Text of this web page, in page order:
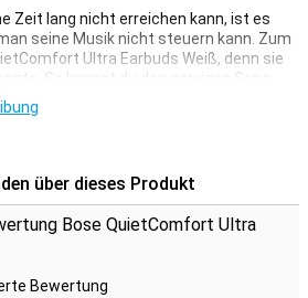
Zeit lang nicht erreichen kann, ist es
seine Musik nicht steuern kann. Zum
Ultra Earbuds Weiß, denn sie
So kannst du den nervigen Song
Sie auf der Suche nach neuen
Sie freihändig telefonieren können, sind
sind.
Aufbewahrungsort
man bei einer Bestellung etwas
vor allem, wenn es auch noch nützlich
über dieses Produkt
Bose QuietComfort Ultra
Bewertung